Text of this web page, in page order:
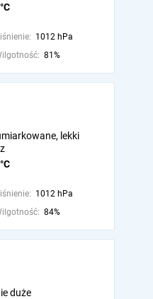
1012 hPa
81%
lekki
1012 hPa
84%
duże